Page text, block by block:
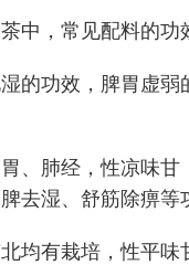
中，常见配料的功
的功效，脾胃虚
、肺经，性凉味
去湿、舒筋除痹等
均有栽培，性平